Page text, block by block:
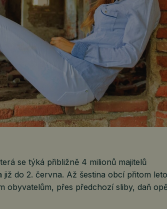
se týká přibližně 4 milionů majitelů
do 2. června. Až šestina obcí přitom
obyvatelům, přes předchozí sliby, daň